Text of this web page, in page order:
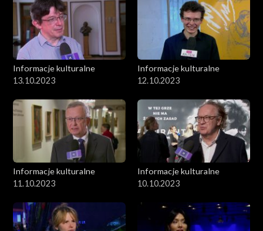
Informacje kulturalne
13.10.2023
Informacje kulturalne
12.10.2023
Informacje kulturalne
11.10.2023
Informacje kulturalne
10.10.2023